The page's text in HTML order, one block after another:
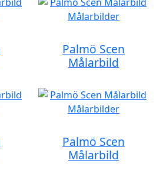
Palmö Scen
Målarbild
Palmö Scen
Målarbild